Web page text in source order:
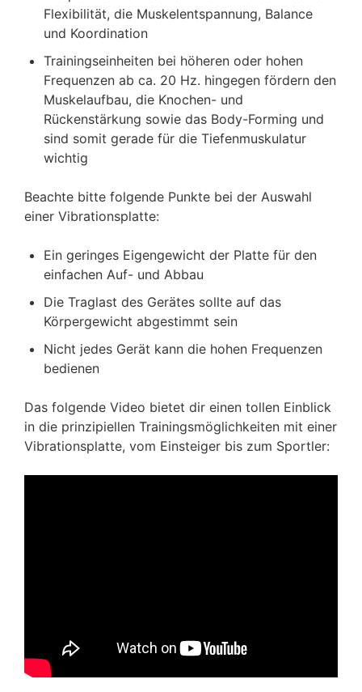
Flexibilität, die Muskelentspannung, Balance
und Koordination
Trainingseinheiten bei höheren oder hohen
Frequenzen ab ca. 20 Hz. hingegen fördern den
Muskelaufbau, die Knochen- und
Rückenstärkung sowie das Body-Forming und
sind somit gerade für die Tiefenmuskulatur
wichtig
Beachte bitte folgende Punkte bei der Auswahl
einer Vibrationsplatte:
Ein geringes Eigengewicht der Platte für den
einfachen Auf- und Abbau
Die Traglast des Gerätes sollte auf das
Körpergewicht abgestimmt sein
Nicht jedes Gerät kann die hohen Frequenzen
bedienen
Das folgende Video bietet dir einen tollen Einblick
in die prinzipiellen Trainingsmöglichkeiten mit einer
Vibrationsplatte, vom Einsteiger bis zum Sportler: